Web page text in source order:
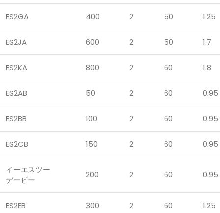
ES2GA 400 2 50 1.25
ES2JA 600 2 50 1.7
ES2KA 800 2 60 1.8
ES2AB 50 2 60 0.95
ES2BB 100 2 60 0.95
ES2CB 150 2 60 0.95
イーエスツー
デービー
200 2 60 0.95
ES2EB 300 2 60 1.25